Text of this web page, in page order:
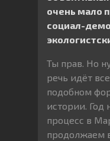
очень мало
социал-
Ты прав. Но
речь идёт
подобном
истории. Год
процесс в
продолжаем